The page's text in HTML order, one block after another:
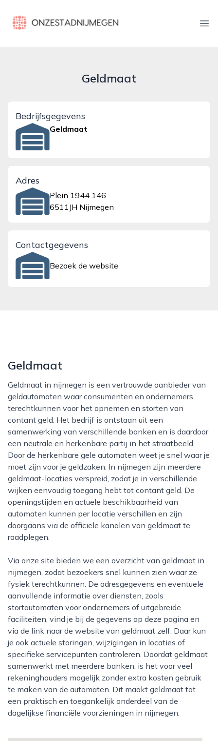
onzestadnijmegen.nl
Geldmaat
Bedrijfsgegevens
Geldmaat
Adres
Plein 1944 146
6511JH Nijmegen
Contactgegevens
Bezoek de website
Geldmaat
Geldmaat in nijmegen is een vertrouwde aanbieder van
geldautomaten waar consumenten en ondernemers
terechtkunnen voor het opnemen en storten van
contant geld. Het bedrijf is ontstaan uit een
samenwerking van verschillende banken en is daardoor
een neutrale en herkenbare partij in het straatbeeld.
Door de herkenbare gele automaten weet je snel waar je
moet zijn voor je geldzaken. In nijmegen zijn meerdere
geldmaat-locaties verspreid, zodat je in verschillende
wijken eenvoudig toegang hebt tot contant geld. De
openingstijden en actuele beschikbaarheid van
automaten kunnen per locatie verschillen en zijn
doorgaans via de officiële kanalen van geldmaat te
raadplegen.
Via onze site bieden we een overzicht van geldmaat in
nijmegen, zodat bezoekers snel kunnen zien waar ze
fysiek terechtkunnen. De adresgegevens en eventuele
aanvullende informatie over diensten, zoals
stortautomaten voor ondernemers of uitgebreide
faciliteiten, vind je bij de gegevens op deze pagina en
via de link naar de website van geldmaat zelf. Daar kun
je ook actuele storingen, wijzigingen in locaties of
specifieke servicepunten controleren. Doordat geldmaat
samenwerkt met meerdere banken, is het voor veel
rekeninghouders mogelijk zonder extra kosten gebruik
te maken van de automaten. Dit maakt geldmaat tot
een praktisch en toegankelijk onderdeel van de
dagelijkse financiële voorzieningen in nijmegen.